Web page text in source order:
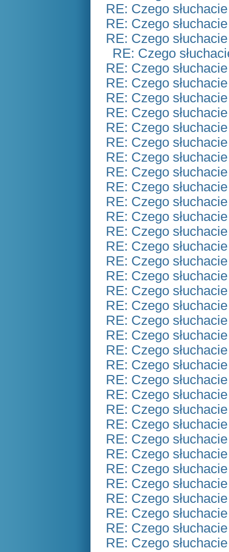
RE: Czego
RE: Czego
RE: Czego
RE: Czego
RE: Czego
RE: Czego
RE: Czego
RE: Czego
RE: Czego
RE: Czego
RE: Czego
RE: Czego
RE: Czego
RE: Czego
RE: Czego
RE: Czego
RE: Czego
RE: Czego
RE: Czego
RE: Czego
RE: Czego
RE: Czego
RE: Czego
RE: Czego
RE: Czego
RE: Czego
RE: Czego
RE: Czego
RE: Czego
RE: Czego
RE: Czego
RE: Czego
RE: Czego
RE: Czego
RE: Czego
RE: Czego
RE: Czego